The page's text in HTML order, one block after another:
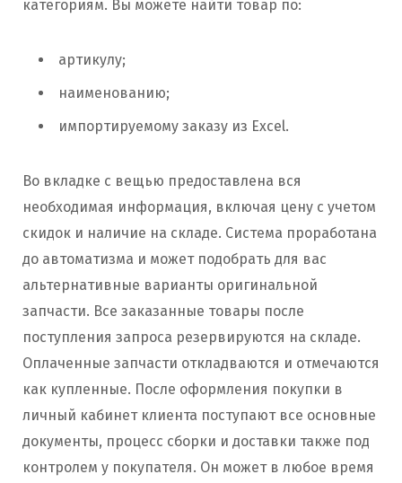
категориям. Вы можете найти товар по:
артикулу;
наименованию;
импортируемому заказу из Excel.
Во вкладке с вещью предоставлена вся
необходимая информация, включая цену с учетом
скидок и наличие на складе. Система проработана
до автоматизма и может подобрать для вас
альтернативные варианты оригинальной
запчасти. Все заказанные товары после
поступления запроса резервируются на складе.
Оплаченные запчасти откладваются и отмечаются
как купленные. После оформления покупки в
личный кабинет клиента поступают все основные
документы, процесс сборки и доставки также под
контролем у покупателя. Он может в любое время